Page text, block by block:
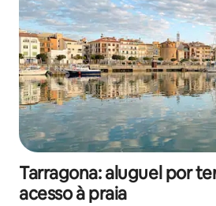
Tarragona: aluguel por
acesso à praia